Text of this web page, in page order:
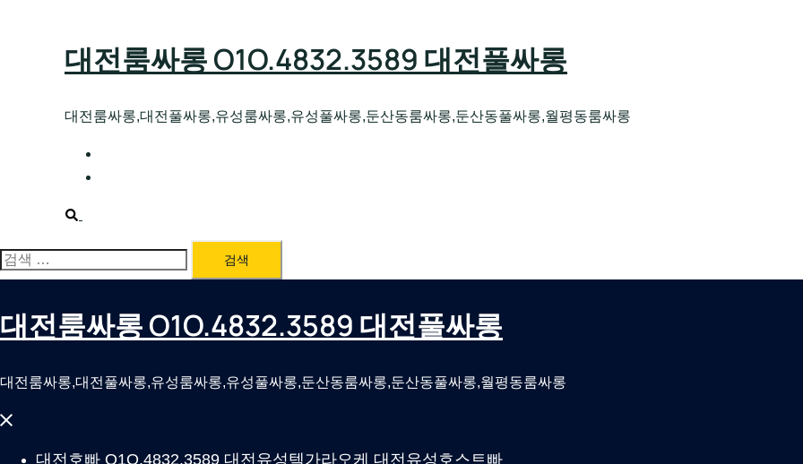
대전룸싸롱 O1O.4832.3589 대전풀싸롱
대전룸싸롱,대전풀싸롱,유성룸싸롱,유성풀싸롱,둔산동룸싸롱,둔산동풀싸롱,월평동룸싸롱
Search
검
색:
대전룸싸롱 O1O.4832.3589 대전풀싸롱
대전룸싸롱,대전풀싸롱,유성룸싸롱,유성풀싸롱,둔산동룸싸롱,둔산동풀싸롱,월평동룸싸롱
Close
대전호빠 O1O.4832.3589 대전유성텍가라오케 대전유성호스트빠